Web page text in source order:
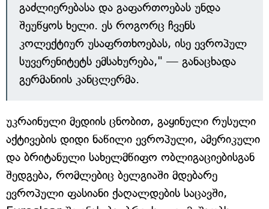
გაძლიერებასა და გაფართოებას უნდა
შეუწყოს ხელი. ეს როგორც ჩვენს
კოლექტიურ უსაფრთხოებას, ისე ევროპულ
სუვერენიტეტს ემსახურება," — განაცხადა
გერმანიის კანცლერმა.
უკრაინული მედიის ცნობით, გაყინული რუსული
აქტივების დიდი ნაწილი ევროპული, ამერიკული
და ბრიტანული სახელმწიფო ობლიგაციებისგან
შედგება, რომლებიც ბელგიაში მდებარე
ევროპული ფასიანი ქაღალდების საცავში,